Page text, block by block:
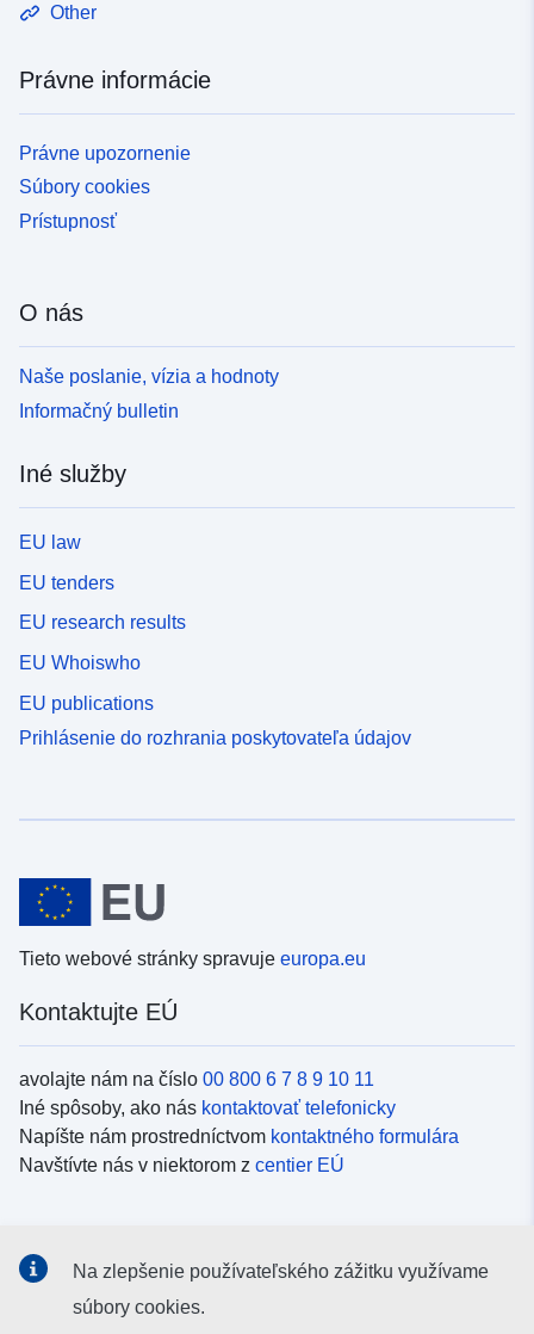
Other
Právne informácie
Právne upozornenie
Súbory cookies
Prístupnosť
O nás
Naše poslanie, vízia a hodnoty
Informačný bulletin
Iné služby
EU law
EU tenders
EU research results
EU Whoiswho
EU publications
Prihlásenie do rozhrania poskytovateľa údajov
Tieto webové stránky spravuje europa.eu
Kontaktujte EÚ
avolajte nám na číslo 00 800 6 7 8 9 10 11
Iné spôsoby, ako nás kontaktovať telefonicky
Napíšte nám prostredníctvom kontaktného formulára
Navštívte nás v niektorom z centier EÚ
Kanály EÚ nasociálnych médiách
Na zlepšenie používateľského zážitku využívame
súbory cookies.